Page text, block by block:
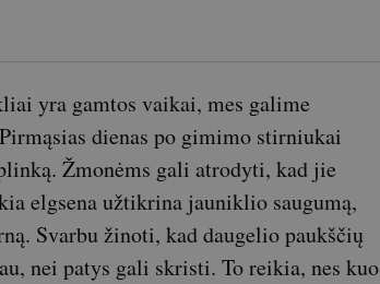
yra gamtos vaikai, mes galime
dienas po gimimo stirniukai
Žmonėms gali atrodyti, kad jie
elgsena užtikrina jauniklio saugumą,
Svarbu žinoti, kad daugelio paukščių
nei patys gali skristi. To reikia, nes kuo